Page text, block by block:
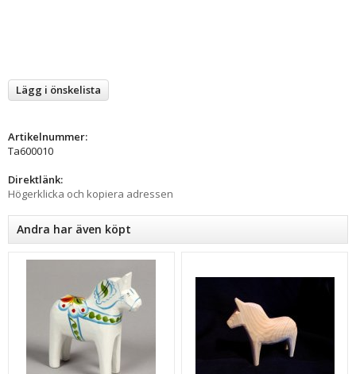
Lägg i önskelista
Artikelnummer:
Ta600010
Direktlänk:
Högerklicka och kopiera adressen
Andra har även köpt